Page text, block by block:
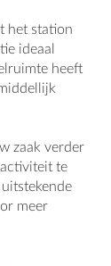
het station
ideaal
heeft
zaak verder
te
meer